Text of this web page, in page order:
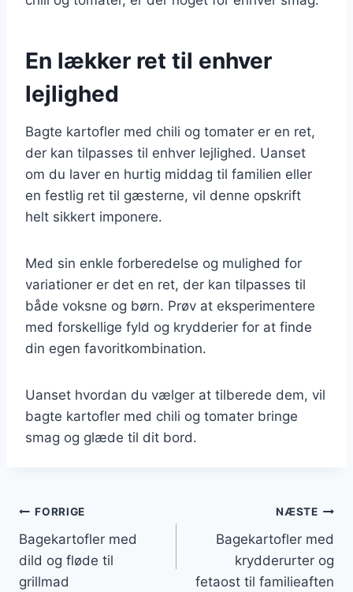
En lækker ret til enhver
lejlighed
Bagte kartofler med chili og tomater er en ret,
der kan tilpasses til enhver lejlighed. Uanset
om du laver en hurtig middag til familien eller
en festlig ret til gæsterne, vil denne opskrift
helt sikkert imponere.
Med sin enkle forberedelse og mulighed for
variationer er det en ret, der kan tilpasses til
både voksne og børn. Prøv at eksperimentere
med forskellige fyld og krydderier for at finde
din egen favoritkombination.
Uanset hvordan du vælger at tilberede dem, vil
bagte kartofler med chili og tomater bringe
smag og glæde til dit bord.
Indlægsnavigation
FORRIGE
Bagekartofler med
dild og fløde til
grillmad
NÆSTE
Bagekartofler med
krydderurter og
fetaost til familieaften